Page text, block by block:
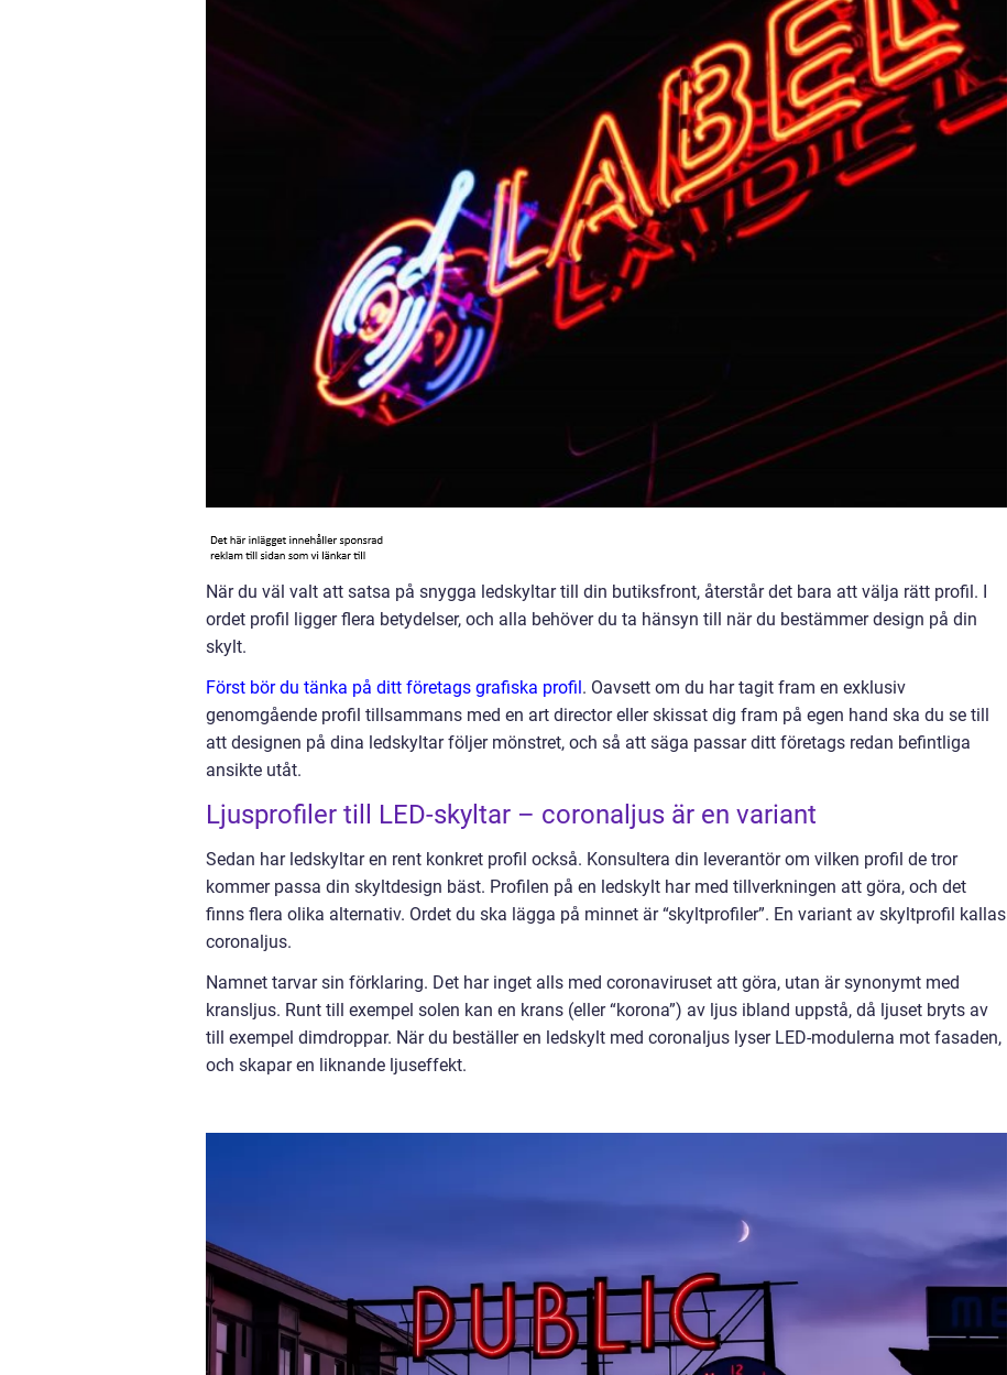
När du väl valt att satsa på snygga ledskyltar till din butiksfront, återstår det bara att välja rätt profil. I
ordet profil ligger flera betydelser, och alla behöver du ta hänsyn till när du bestämmer design på din
skylt.
Först bör du tänka på ditt företags grafiska profil. Oavsett om du har tagit fram en exklusiv
genomgående profil tillsammans med en art director eller skissat dig fram på egen hand ska du se till
att designen på dina ledskyltar följer mönstret, och så att säga passar ditt företags redan befintliga
ansikte utåt.
Ljusprofiler till LED-skyltar – coronaljus är en variant
Sedan har ledskyltar en rent konkret profil också. Konsultera din leverantör om vilken profil de tror
kommer passa din skyltdesign bäst. Profilen på en ledskylt har med tillverkningen att göra, och det
finns flera olika alternativ. Ordet du ska lägga på minnet är “skyltprofiler”. En variant av skyltprofil kallas
coronaljus.
Namnet tarvar sin förklaring. Det har inget alls med coronaviruset att göra, utan är synonymt med
kransljus. Runt till exempel solen kan en krans (eller “korona”) av ljus ibland uppstå, då ljuset bryts av
till exempel dimdroppar. När du beställer en ledskylt med coronaljus lyser LED-modulerna mot fasaden,
och skapar en liknande ljuseffekt.